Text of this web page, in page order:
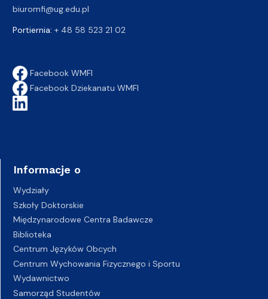
biuromfi@ug.edu.pl
Portiernia: + 48 58 523 21 02
Facebook WMFI
Facebook Dziekanatu WMFI
Informacje o
Wydziały
Szkoły Doktorskie
Międzynarodowe Centra Badawcze
Biblioteka
Centrum Języków Obcych
Centrum Wychowania Fizycznego i Sportu
Wydawnictwo
Samorząd Studentów